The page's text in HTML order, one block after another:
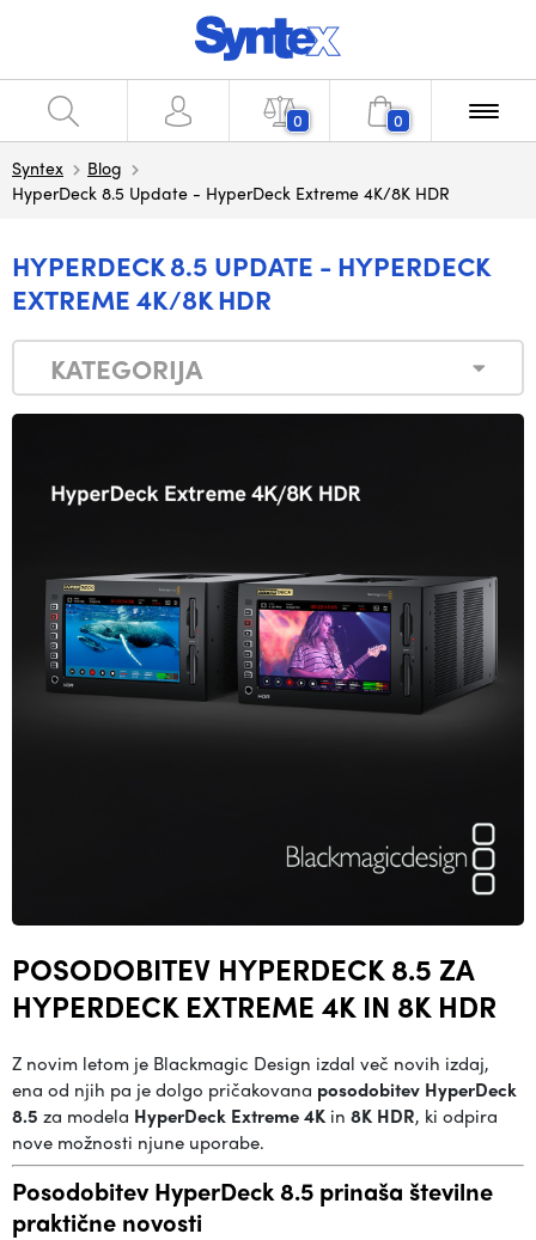
0 0
Syntex
Blog
HyperDeck 8.5 Update - HyperDeck Extreme 4K/8K HDR
HYPERDECK 8.5 UPDATE - HYPERDECK
EXTREME 4K/8K HDR
KATEGORIJA
POSODOBITEV HYPERDECK 8.5 ZA
HYPERDECK EXTREME 4K IN 8K HDR
Z novim letom je Blackmagic Design izdal več novih izdaj,
ena od njih pa je dolgo pričakovana posodobitev HyperDeck
8.5 za modela HyperDeck Extreme 4K in 8K HDR, ki odpira
nove možnosti njune uporabe.
Posodobitev HyperDeck 8.5 prinaša številne
praktične novosti